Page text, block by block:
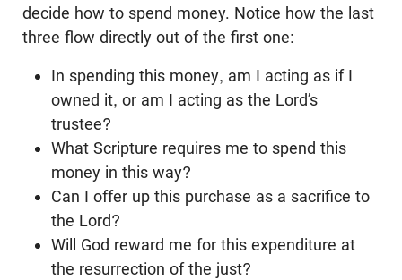
decide how to spend money. Notice how the last
three flow directly out of the first one:
In spending this money, am I acting as if I
owned it, or am I acting as the Lord’s
trustee?
What Scripture requires me to spend this
money in this way?
Can I offer up this purchase as a sacrifice to
the Lord?
Will God reward me for this expenditure at
the resurrection of the just?